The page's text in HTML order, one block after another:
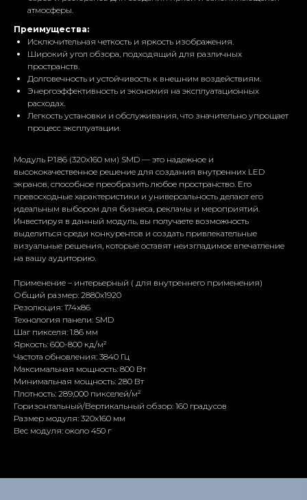
атмосферы.
Преимущества:
Исключительная четкость и яркость изображения.
Широкий угол обзора, подходящий для различных
пространств.
Долговечность и устойчивость к внешним воздействиям.
Энергоэффективность и экономия на эксплуатационных
расходах.
Легкость установки и обслуживания, что значительно упрощает
процесс эксплуатации.
Модуль P1.86 (320x160 мм) SMD — это надежное и
высококачественное решение для создания внутренних LED
экранов, способное преобразить любое пространство. Его
превосходные характеристики и универсальность делают его
идеальным выбором для бизнеса, рекламы и мероприятий.
Инвестируя в данный модуль, вы получаете возможность
выделиться среди конкурентов и создать привлекательные
визуальные решения, которые оставят неизгладимое впечатление
на вашу аудиторию.
Применение – интерьерный ( для внутреннего применения)
Общий размер: 2880х1920
Резолюция: 174x86
Технология панели: SMD
Шаг пикселя: 1.86 мм
Яркость: 600-800 кд/м²
Частота обновления: 3840 Гц
Максимальная мощность: 800 Вт
Минимальная мощность: 280 Вт
Плотность: 289,000 пикселей/м²
Горизонтальный/Вертикальный обзор: 160 градусов
Размер модуля: 320x160 мм
Вес модуля: около 450 г
Готовы обсудить вашу
самую смелую идею!
Оставьте свои данные, мы свяжемся с вами в
ближайшее время и ответим на все
интересующие вас вопросы!
+7
Отправить
Заполните данные,
мы свяжемся с вами
+7 (701) 266 64 44